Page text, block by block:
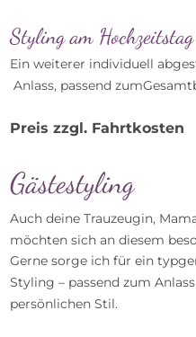
Styling am
Ein weiterer individuell
Anlass, passend
Preis zzgl. Fahrtkosten
Gästestyling
Auch deine Trauzeugin,
möchten sich an diesem
Gerne sorge ich für ein
Styling – passend zum
persönlichen Stil.